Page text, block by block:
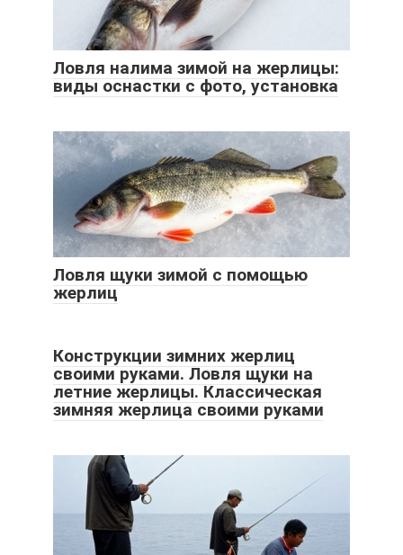
Ловля налима зимой на жерлицы:
виды оснастки с фото, установка
Ловля щуки зимой с помощью
жерлиц
Конструкции зимних жерлиц
своими руками. Ловля щуки на
летние жерлицы. Классическая
зимняя жерлица своими руками